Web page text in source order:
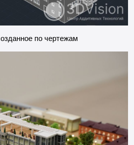
по чертежам